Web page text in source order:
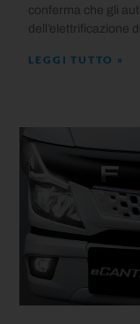
conferma che gli
dell’elettrificazione
LEGGI TUTTO »